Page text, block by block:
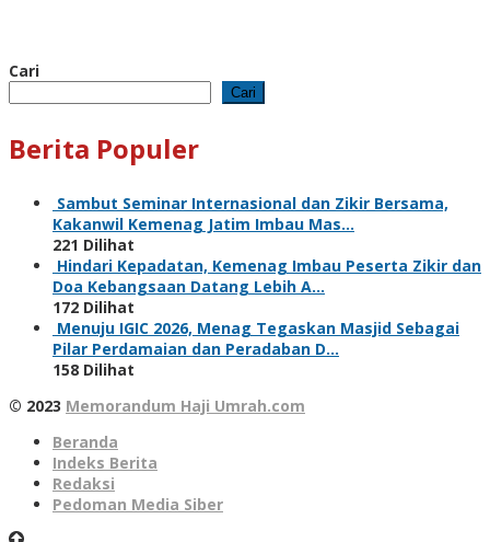
Cari
Cari
Berita Populer
Sambut Seminar Internasional dan Zikir Bersama,
Kakanwil Kemenag Jatim Imbau Mas…
221 Dilihat
Hindari Kepadatan, Kemenag Imbau Peserta Zikir dan
Doa Kebangsaan Datang Lebih A…
172 Dilihat
Menuju IGIC 2026, Menag Tegaskan Masjid Sebagai
Pilar Perdamaian dan Peradaban D…
158 Dilihat
© 2023 Memorandum Haji Umrah.com
Beranda
Indeks Berita
Redaksi
Pedoman Media Siber